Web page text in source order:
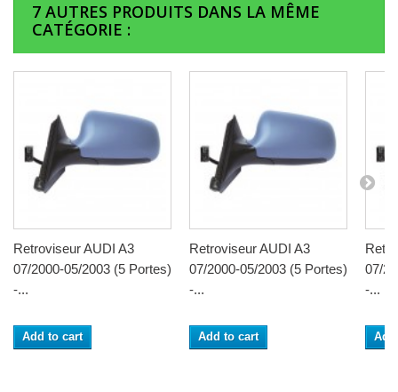
7 AUTRES PRODUITS DANS LA MÊME
CATÉGORIE :
Retroviseur AUDI A3
07/2000-05/2003 (5 Portes)
-...
Add to cart
Retroviseur AUDI A3
07/2000-05/2003 (5 Portes)
-...
Add to cart
07/
-...